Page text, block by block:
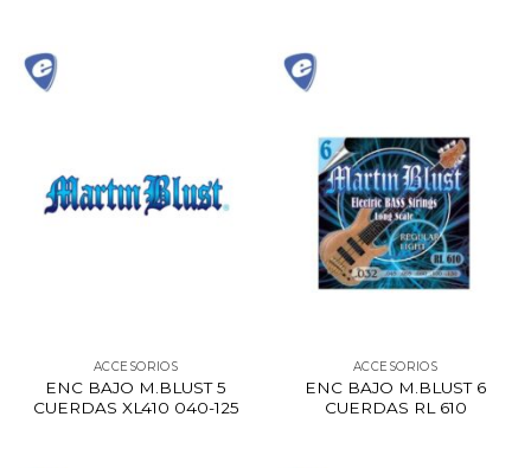
ACCESORIOS
ENC BAJO M.BLUST 5
CUERDAS XL410 040-125
ACCESORIOS
ENC BAJO M.BLUST 6
CUERDAS RL 610